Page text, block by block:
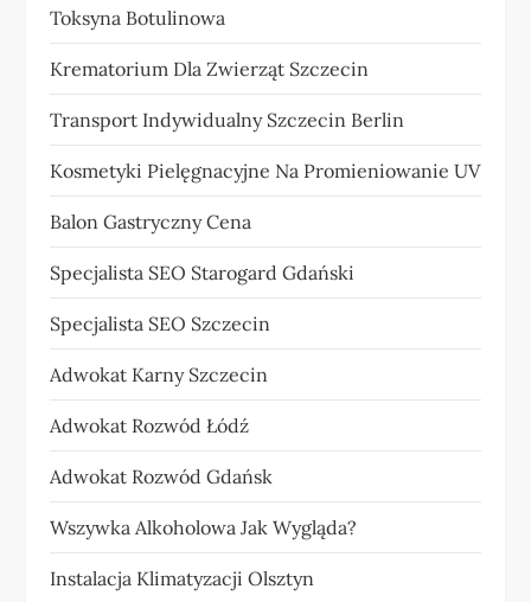
Toksyna Botulinowa
Krematorium Dla Zwierząt Szczecin
Transport Indywidualny Szczecin Berlin
Kosmetyki Pielęgnacyjne Na Promieniowanie UV
Balon Gastryczny Cena
Specjalista SEO Starogard Gdański
Specjalista SEO Szczecin
Adwokat Karny Szczecin
Adwokat Rozwód Łódź
Adwokat Rozwód Gdańsk
Wszywka Alkoholowa Jak Wygląda?
Instalacja Klimatyzacji Olsztyn